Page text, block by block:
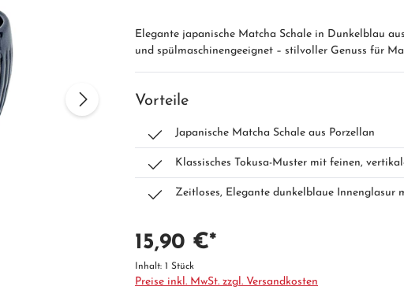
Elegante japanische Matcha Schale in Dunkelblau
und spülmaschinengeeignet – stilvoller Genuss für
Vorteile
Japanische Matcha Schale aus Porzellan
Klassisches Tokusa-Muster mit feinen,
Zeitloses, Elegante dunkelblaue Innenglasur
15,90 €*
Inhalt: 1 Stück
Preise inkl. MwSt. zzgl. Versandkosten